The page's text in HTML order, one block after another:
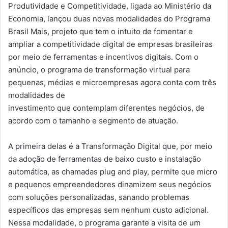
Produtividade e Competitividade, ligada ao Ministério da
Economia, lançou duas novas modalidades do Programa
Brasil Mais, projeto que tem o intuito de fomentar e
ampliar a competitividade digital de empresas brasileiras
por meio de ferramentas e incentivos digitais. Com o
anúncio, o programa de transformação virtual para
pequenas, médias e microempresas agora conta com três
modalidades de
investimento que contemplam diferentes negócios, de
acordo com o tamanho e segmento de atuação.
A primeira delas é a Transformação Digital que, por meio
da adoção de ferramentas de baixo custo e instalação
automática, as chamadas plug and play, permite que micro
e pequenos empreendedores dinamizem seus negócios
com soluções personalizadas, sanando problemas
específicos das empresas sem nenhum custo adicional.
Nessa modalidade, o programa garante a visita de um